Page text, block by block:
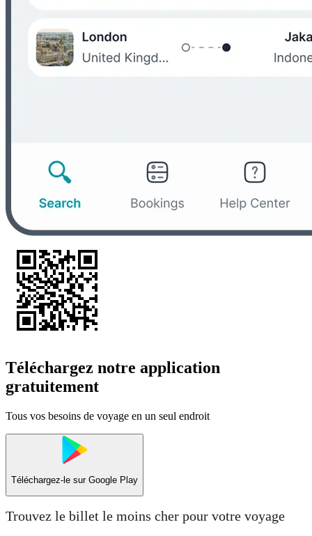
Téléchargez notre application
gratuitement
Tous vos besoins de voyage en un seul endroit
Téléchargez-le sur Google Play
Trouvez le billet le moins cher pour votre voyage